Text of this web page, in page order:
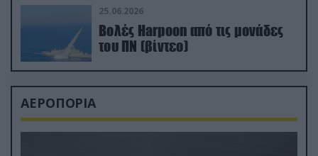
25.06.2026
Βολές Harpoon από τις μονάδες
του ΠΝ (βίντεο)
ΑΕΡΟΠΟΡΙΑ